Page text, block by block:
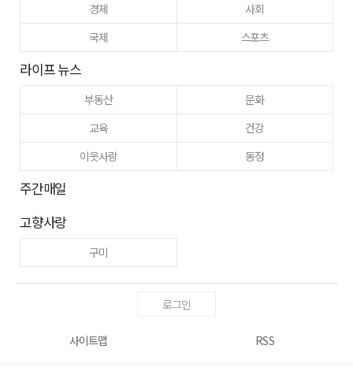
경제
사회
국제
스포츠
라이프 뉴스
부동산
문화
교육
건강
이웃사랑
동정
주간매일
고향사랑
구미
로그인
사이트맵 RSS